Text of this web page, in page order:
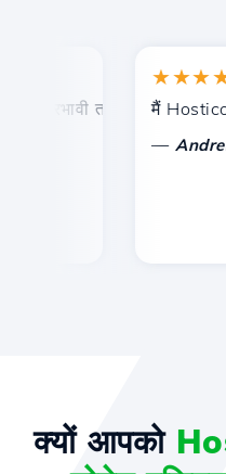
तकनीकी सहायता।
★★★★★
मैं Hostico
Andrei
क्यों आपको